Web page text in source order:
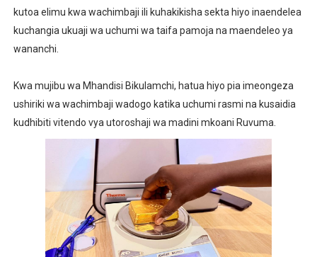
kutoa elimu kwa wachimbaji ili kuhakikisha sekta hiyo inaendelea
kuchangia ukuaji wa uchumi wa taifa pamoja na maendeleo ya
wananchi.
Kwa mujibu wa Mhandisi Bikulamchi, hatua hiyo pia imeongeza
ushiriki wa wachimbaji wadogo katika uchumi rasmi na kusaidia
kudhibiti vitendo vya utoroshaji wa madini mkoani Ruvuma.